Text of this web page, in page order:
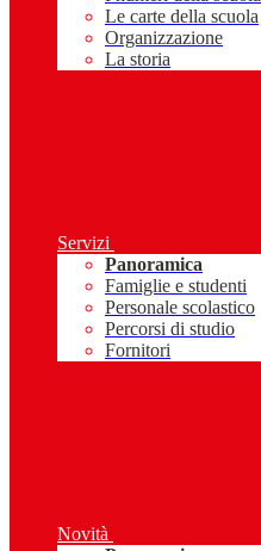
Le carte della scuola
Organizzazione
La storia
Servizi
Panoramica
Famiglie e studenti
Personale scolastico
Percorsi di studio
Fornitori
Novità